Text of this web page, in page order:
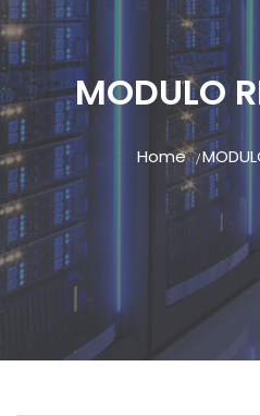
MODULO
Home